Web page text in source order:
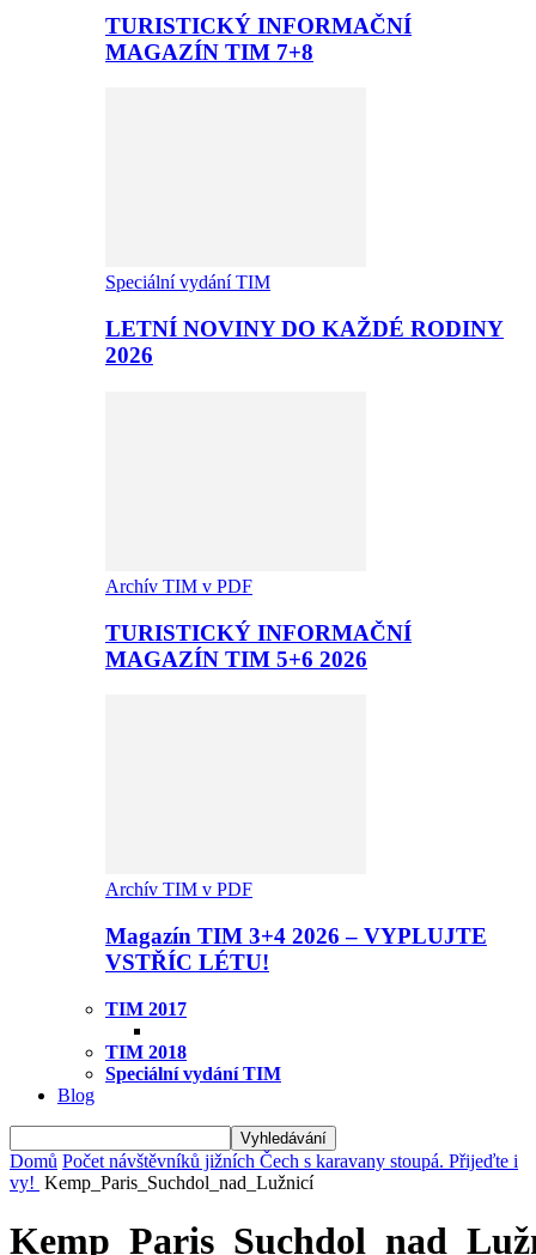
TURISTICKÝ INFORMAČNÍ
MAGAZÍN TIM 7+8
Speciální vydání TIM
LETNÍ NOVINY DO KAŽDÉ RODINY
2026
Archív TIM v PDF
TURISTICKÝ INFORMAČNÍ
MAGAZÍN TIM 5+6 2026
Archív TIM v PDF
Magazín TIM 3+4 2026 – VYPLUJTE
VSTŘÍC LÉTU!
TIM 2017
TIM 2018
Speciální vydání TIM
Blog
Domů Počet návštěvníků jižních Čech s karavany stoupá. Přijeďte i
vy! Kemp_Paris_Suchdol_nad_Lužnicí